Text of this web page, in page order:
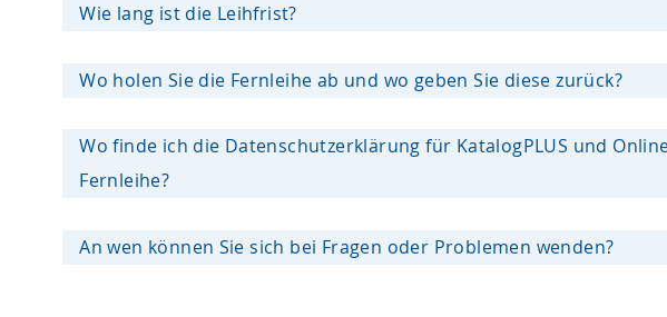
Wie lang ist die Leihfrist?
Wo holen Sie die Fernleihe ab und wo geben Sie diese zurück?
Wo finde ich die Datenschutzerklärung für KatalogPLUS und
Fernleihe?
An wen können Sie sich bei Fragen oder Problemen wenden?